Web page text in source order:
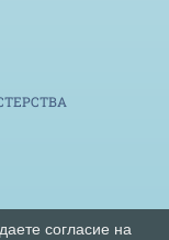
согласие на